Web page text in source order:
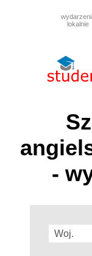
lokalnie
-